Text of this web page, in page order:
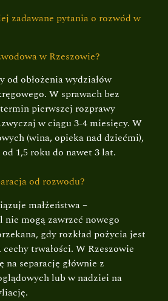
zadawane pytania o rozwód w
w Rzeszowie?
od obłożenia wydziałów
W sprawach bez
pierwszej rozprawy
w ciągu 3-4 miesięcy. W
(wina, opieka nad dziećmi),
1,5 roku do nawet 3 lat.
od rozwodu?
małżeństwa –
nie mogą zawrzeć nowego
gdy rozkład pożycia jest
cechy trwałości. W Rzeszowie
separację głównie z
lub w nadziei na